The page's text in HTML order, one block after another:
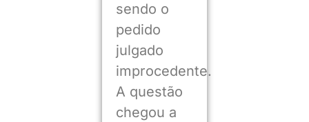
sendo o
pedido
julgado
improcedente.
A questão
chegou a